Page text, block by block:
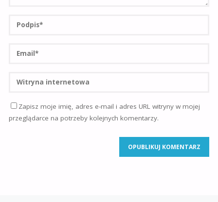
Zapisz moje imię, adres e-mail i adres URL witryny w mojej
przeglądarce na potrzeby kolejnych komentarzy.